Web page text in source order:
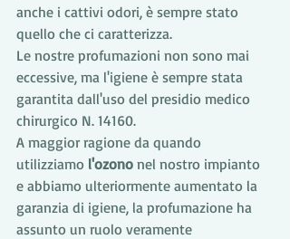
anche i cattivi odori, è sempre stato
quello che ci caratterizza.
Le nostre profumazioni non sono mai
eccessive, ma l'igiene è sempre stata
garantita dall'uso del presidio medico
chirurgico N. 14160.
A maggior ragione da quando
utilizziamo l'ozono nel nostro impianto
e abbiamo ulteriormente aumentato la
garanzia di igiene, la profumazione ha
assunto un ruolo veramente